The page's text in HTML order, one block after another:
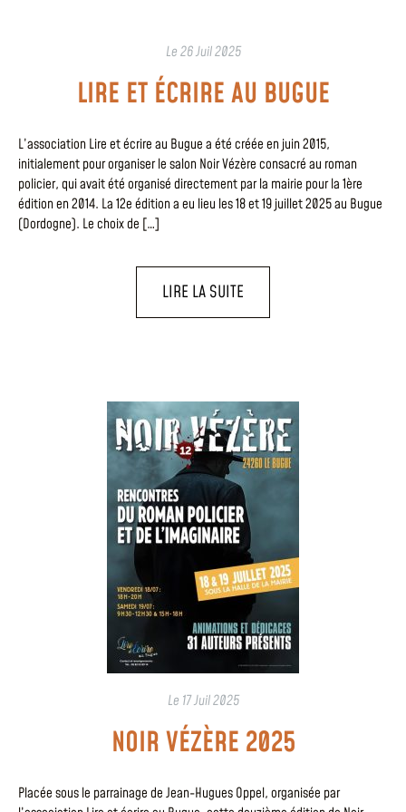
Le26 Juil 2025
LIRE ET ÉCRIRE AU BUGUE
L’association Lire et écrire au Bugue a été créée en juin 2015,
initialement pour organiser le salon Noir Vézère consacré au roman
policier, qui avait été organisé directement par la mairie pour la 1ère
édition en 2014. La 12e édition a eu lieu les 18 et 19 juillet 2025 au Bugue
(Dordogne). Le choix de […]
LIRE LA SUITE
Le 17 Juil 2025
NOIR VÉZÈRE 2025
Placée sous le parrainage de Jean-Hugues Oppel, organisée par